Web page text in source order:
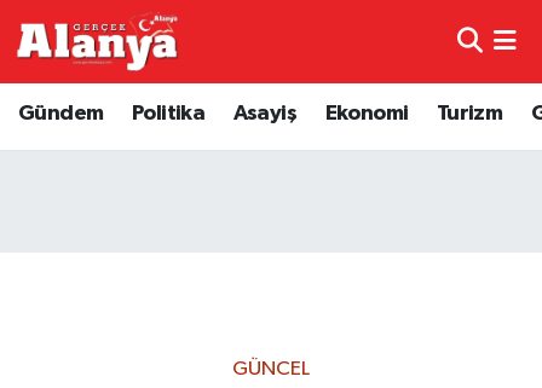
Gündem Politika Asayiş Ekonomi Turizm
GÜNCEL
Genel
Trafik Durumu